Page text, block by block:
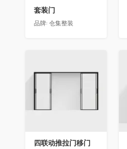
套装门
品牌: 仓集整装
四联动推拉门移门